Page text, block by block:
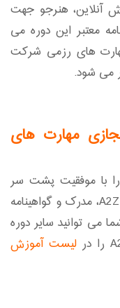
آنلاین، هنرجو جهت
معتبر این دوره می
های رزمی شرکت
می شود.
مهارت های
با موفقیت پشت سر
بگذارد، از طرف موسسه آموزش مجازی A2Z، مدرک و گواهینامه
می توانید سایر دوره
لیست آموزش